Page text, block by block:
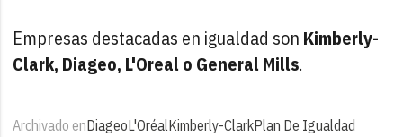
Empresas destacadas en igualdad son Kimberly-
Clark, Diageo, L'Oreal o General Mills.
Archivado enDiageoL'OréalKimberly-ClarkPlan De Igualdad